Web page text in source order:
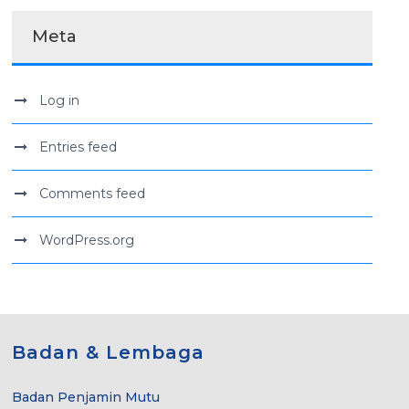
Meta
Log in
Entries feed
Comments feed
WordPress.org
Badan & Lembaga
Badan Penjamin Mutu